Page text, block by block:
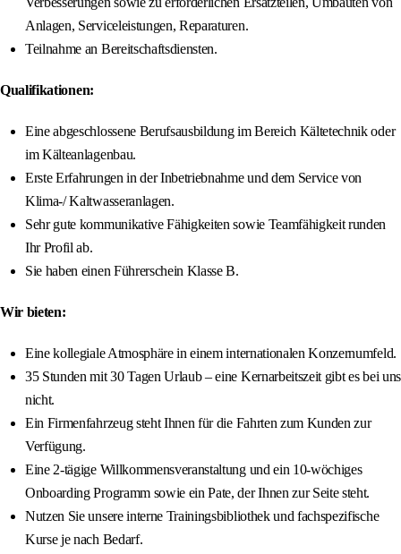
Anlagen, Serviceleistungen, Reparaturen.
Teilnahme an Bereitschaftsdiensten.
Qualifikationen:
Eine abgeschlossene Berufsausbildung im Bereich Kältetechnik oder
im Kälteanlagenbau.
Erste Erfahrungen in der Inbetriebnahme und dem Service von
Klima-/ Kaltwasseranlagen.
Sehr gute kommunikative Fähigkeiten sowie Teamfähigkeit runden
Ihr Profil ab.
Sie haben einen Führerschein Klasse B.
Wir bieten:
Eine kollegiale Atmosphäre in einem internationalen Konzernumfeld.
35 Stunden mit 30 Tagen Urlaub – eine Kernarbeitszeit gibt es bei uns
nicht.
Ein Firmenfahrzeug steht Ihnen für die Fahrten zum Kunden zur
Verfügung.
Eine 2-tägige Willkommensveranstaltung und ein 10-wöchiges
Onboarding Programm sowie ein Pate, der Ihnen zur Seite steht.
Nutzen Sie unsere interne Trainingsbibliothek und fachspezifische
Kurse je nach Bedarf.